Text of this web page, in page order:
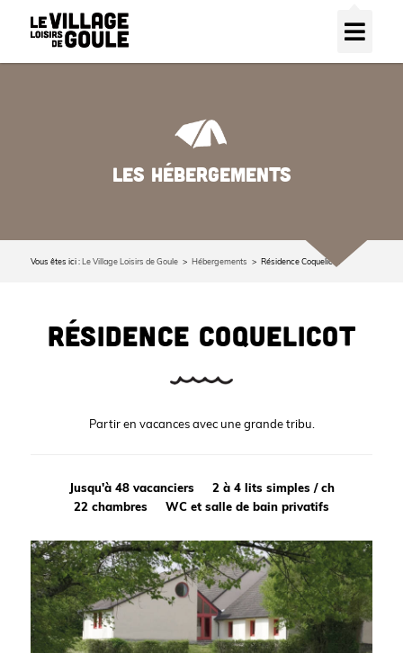
LES HÉBERGEMENTS
Vous êtes ici :Le Village Loisirs de Goule Hébergements Résidence Coquelicot
RÉSIDENCE COQUELICOT
Partir en vacances avec une grande tribu.
Jusqu'à 48 vacanciers
2 à 4 lits simples / ch
22 chambres
WC et salle de bain privatifs